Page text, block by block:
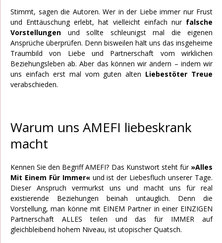
Stimmt, sagen die Autoren. Wer in der Liebe immer nur Frust
und Enttäuschung erlebt, hat vielleicht einfach nur falsche
Vorstellungen und sollte schleunigst mal die eigenen
Ansprüche überprüfen. Denn bisweilen hält uns das insgeheime
Traumbild von Liebe und Partnerschaft vom wirklichen
Beziehungsleben ab. Aber das können wir ändern – indem wir
uns einfach erst mal vom guten alten Liebestöter Treue
verabschieden.
Warum uns AMEFI liebeskrank
macht
Kennen Sie den Begriff AMEFI? Das Kunstwort steht für »Alles
Mit Einem Für Immer«und ist der Liebesfluch unserer Tage.
Dieser Anspruch vermurkst uns und macht uns für real
existierende Beziehungen beinah untauglich. Denn die
Vorstellung, man könne mit EINEM Partner in einer EINZIGEN
Partnerschaft ALLES teilen und das für IMMER auf
gleichbleibend hohem Niveau, ist utopischer Quatsch.